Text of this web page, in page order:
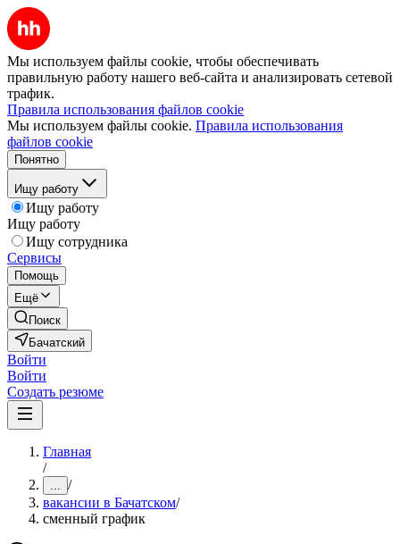
Мы используем файлы cookie, чтобы обеспечивать
правильную работу нашего веб-сайта и анализировать сетевой
трафик.
Правила использования файлов cookie
Мы используем файлы cookie. Правила использования
файлов cookie
Понятно
Ищу работу
Ищу работу
Ищу работу
Ищу сотрудника
Сервисы
Помощь
Ещё
Поиск
Бачатский
Войти
Войти
Создать резюме
Главная
/
... /
вакансии в Бачатском/
сменный график